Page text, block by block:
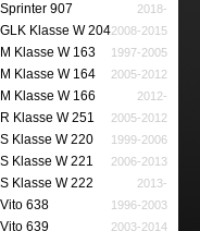
Sprinter 907 2018-
GLK Klasse W 2042008-2015
M Klasse W 163 1997-2005
M Klasse W 164 2005-2012
M Klasse W 166 2012-
R Klasse W 251 2005-2012
S Klasse W 220 1999-2006
S Klasse W 221 2006-2013
S Klasse W 222 2013-
Vito 638 1996-2003
Vito 639 2003-2014